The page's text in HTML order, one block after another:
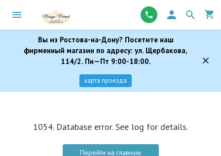
Вы из Ростова-на-Дону? Посетите наш
фирменный магазин по адресу: ул. Щербакова,
114/2. Пн—Пт 9:00-18:00.
карта проезда
1054. Database error. See log for details.
Перейти на главную